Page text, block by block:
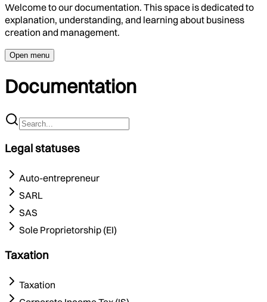
Welcome to our documentation. This space is dedicated to
explanation, understanding, and learning about business
creation and management.
Open menu
Documentation
Legal statuses
Auto-entrepreneur
SARL
SAS
Sole Proprietorship (EI)
Taxation
Taxation